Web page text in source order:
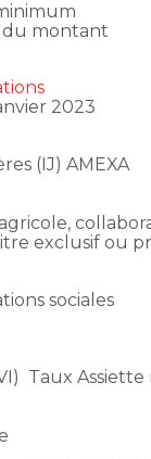
du montant
2023
(IJ) AMEXA
exclusif ou
sociales
Taux